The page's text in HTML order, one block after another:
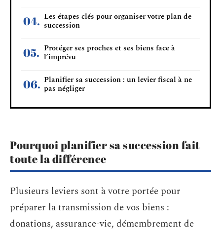
Les étapes clés pour organiser votre plan de
succession
Protéger ses proches et ses biens face à
l’imprévu
Planifier sa succession : un levier fiscal à ne
pas négliger
Pourquoi planifier sa succession fait
toute la différence
Plusieurs leviers sont à votre portée pour
préparer la transmission de vos biens :
donations, assurance-vie, démembrement de